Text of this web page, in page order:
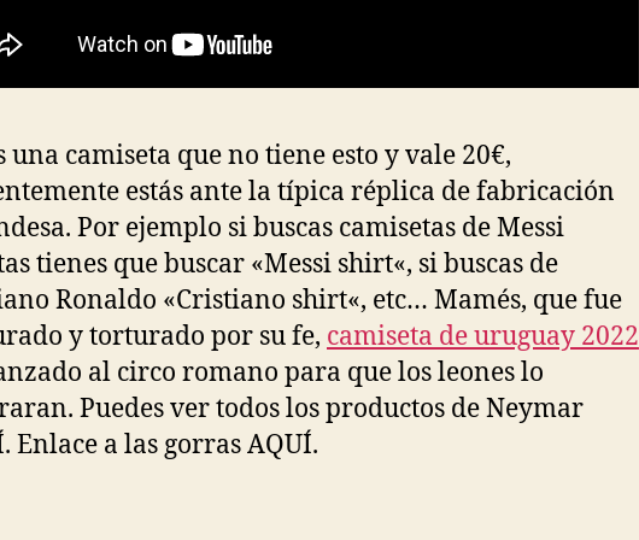
una camiseta que no tiene esto y vale 20€,
estás ante la típica réplica de fabricación
Por ejemplo si buscas camisetas de Messi
tienes que buscar «Messi shirt«, si buscas de
Ronaldo «Cristiano shirt«, etc… Mamés, que fue
y torturado por su fe, camiseta de uruguay 2022
al circo romano para que los leones lo
Puedes ver todos los productos de Neymar
Enlace a las gorras AQUÍ.